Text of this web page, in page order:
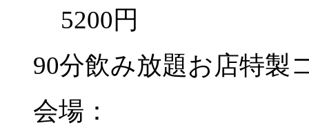
5200円
90分飲み放題お店特製
会場：